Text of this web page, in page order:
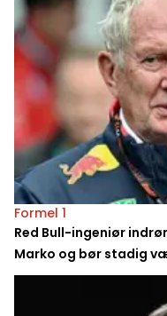
Formel 1
Red Bull-ingeniør
Marko og bør stadig